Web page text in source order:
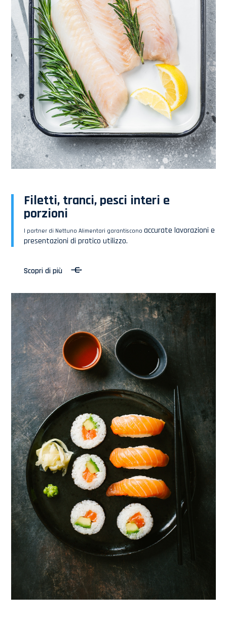
Filetti, tranci, pesci interi e
porzioni
I partner di Nettuno Alimentari garantisconoaccurate lavorazioni e
presentazionidi pratico utilizzo.
Scopri di più